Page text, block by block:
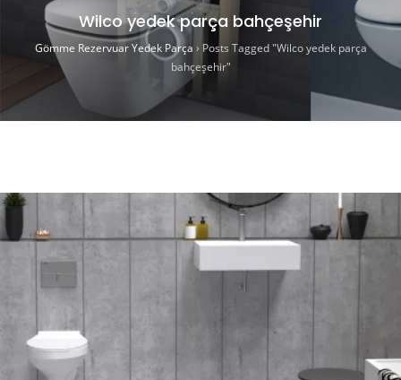
Wilco yedek parça bahçeşehir
Gömme Rezervuar Yedek Parça › Posts Tagged "Wilco yedek parça
bahçeşehir"